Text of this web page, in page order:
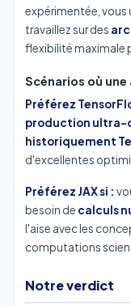
expérimentée, vous
travaillez sur des
flexibilité maximale
Scénarios où
Préférez
production ultra-
historiquement
d'excellentes
Préférez JAX si :
besoin de calculs
l'aise avec les
computations
Notre verdict